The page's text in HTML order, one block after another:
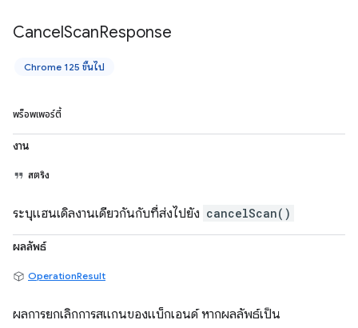
CancelScanResponse
Chrome 125 ขึ้นไป
พร็อพเพอร์ตี้
งาน
สตริง
ระบุแฮนเดิลงานเดียวกันกับที่ส่งไปยัง cancelScan()
ผลลัพธ์
OperationResult
ผลการยกเลิกการสแกนของแบ็กเอนด์ หากผลลัพธ์เป็น